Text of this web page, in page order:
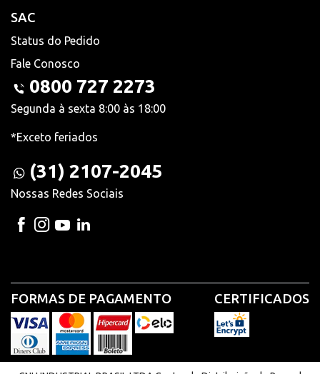
SAC
Status do Pedido
Fale Conosco
0800 727 2273
Segunda à sexta 8:00 às 18:00
*Exceto feriados
(31) 2107-2045
Nossas Redes Sociais
FORMAS DE PAGAMENTO CERTIFICADOS